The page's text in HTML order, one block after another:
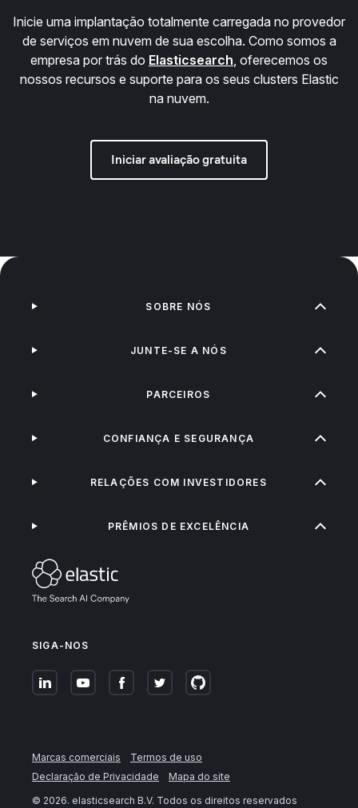
Inicie uma implantação totalmente carregada no provedor
de serviços em nuvem de sua escolha. Como somos a
empresa por trás do Elasticsearch , oferecemos os
nossos recursos e suporte para os seus clusters Elastic
na nuvem.
Iniciar avaliação gratuita
SIGA-NOS
SOBRE NÓS
JUNTE-SE A NÓS
PARCEIROS
CONFIANÇA E SEGURANÇA
RELAÇÕES COM INVESTIDORES
PRÊMIOS DE EXCELÊNCIA
Marcas comerciais
Termos de uso
Declaração de Privacidade
Mapa do site
© 2026. elasticsearch B.V. Todos os direitos reservados